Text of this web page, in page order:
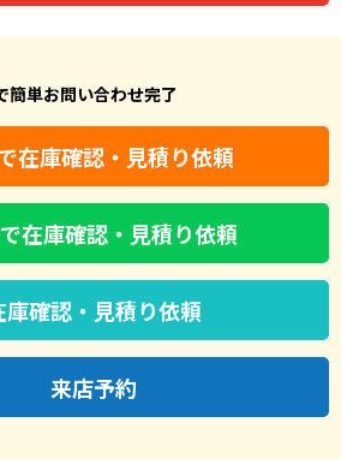
簡単お問い合わせ完了
在庫確認・見積り依頼
在庫確認・見積り依頼
庫確認・見積り依頼
来店予約